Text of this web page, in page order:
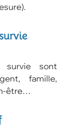
survie sont
famille,
être…